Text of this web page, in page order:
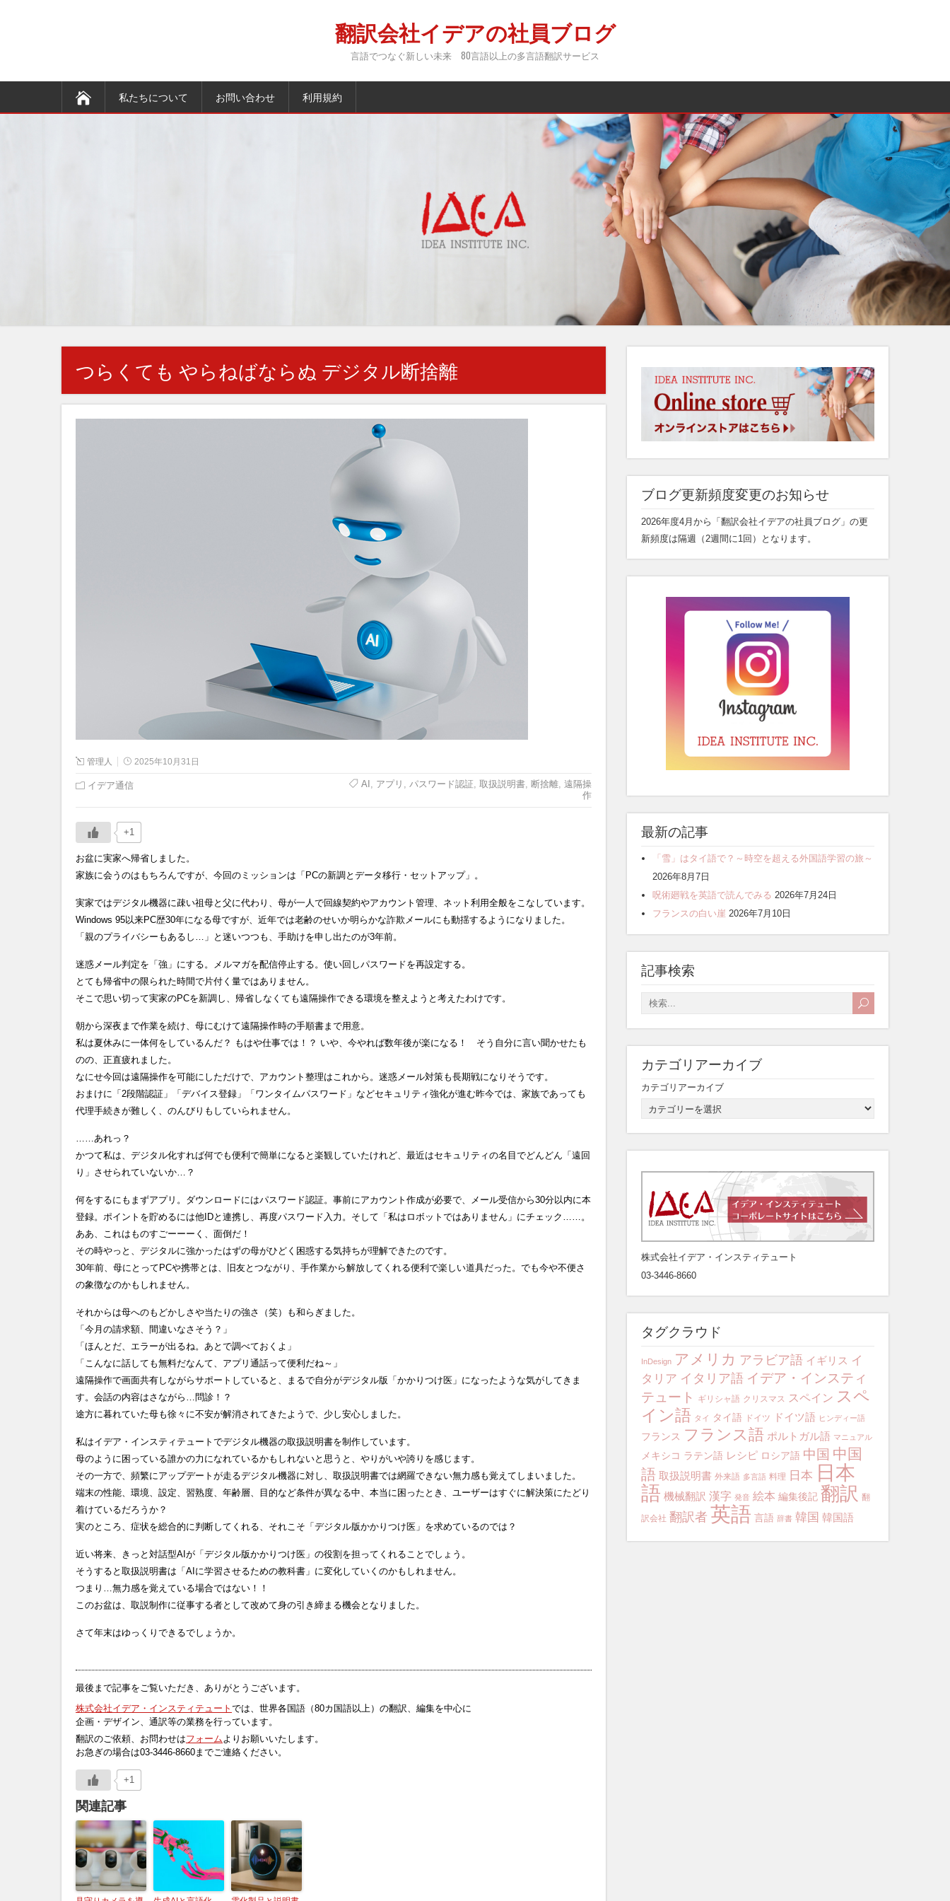
翻訳会社イデアの社員ブログ
言語でつなぐ新しい未来 80言語以上の多言語翻訳サービス
私たちについて お問い合わせ 利用規約
つらくても やらねばならぬ デジタル断捨離
管理人 2025年10月31日
イデア通信 AI アプリ パスワード認証 取扱説明書, 断捨離, 遠隔操
作
+1
お盆に実家へ帰省しました。
家族に会うのはもちろんですが、今回のミッションは「PCの新調とデータ移行・セットアップ」。
実家ではデジタル機器に疎い祖母と父に代わり、母が一人で回線契約やアカウント管理、ネット利用全般をこなしています。
Windows 95以来PC歴30年になる母ですが、近年では老齢のせいか明らかな詐欺メールにも動揺するようになりました。
「親のプライバシーもあるし…」と迷いつつも、手助けを申し出たのが3年前。
迷惑メール判定を「強」にする。メルマガを配信停止する。使い回しパスワードを再設定する。
とても帰省中の限られた時間で片付く量ではありません。
そこで思い切って実家のPCを新調し、帰省しなくても遠隔操作できる環境を整えようと考えたわけです。
朝から深夜まで作業を続け、母にむけて遠隔操作時の手順書まで用意。
私は夏休みに一体何をしているんだ？ もはや仕事では！？ いや、今やれば数年後が楽になる！ そう自分に言い聞かせたも
のの、正直疲れました。
なにせ今回は遠隔操作を可能にしただけで、アカウント整理はこれから。迷惑メール対策も長期戦になりそうです。
おまけに「2段階認証」「デバイス登録」「ワンタイムパスワード」などセキュリティ強化が進む昨今では、家族であっても
代理手続きが難しく、のんびりもしていられません。
……あれっ？
かつて私は、デジタル化すれば何でも便利で簡単になると楽観していたけれど、最近はセキュリティの名目でどんどん「遠回
り」させられていないか…？
何をするにもまずアプリ。ダウンロードにはパスワード認証。事前にアカウント作成が必要で、メール受信から30分以内に本
登録。ポイントを貯めるには他IDと連携し、再度パスワード入力。そして「私はロボットではありません」にチェック……。
ああ、これはものすごーーーく、面倒だ！
その時やっと、デジタルに強かったはずの母がひどく困惑する気持ちが理解できたのです。
30年前、母にとってPCや携帯とは、旧友とつながり、手作業から解放してくれる便利で楽しい道具だった。でも今や不便さ
の象徴なのかもしれません。
それからは母へのもどかしさや当たりの強さ（笑）も和らぎました。
「今月の請求額、間違いなさそう？」
「ほんとだ、エラーが出るね。あとで調べておくよ」
「こんなに話しても無料だなんて、アプリ通話って便利だね～」
遠隔操作で画面共有しながらサポートしていると、まるで自分がデジタル版「かかりつけ医」になったような気がしてきま
す。会話の内容はさながら…問診！？
途方に暮れていた母も徐々に不安が解消されてきたようで、少し安心しました。
私はイデア・インスティテュートでデジタル機器の取扱説明書を制作しています。
母のように困っている誰かの力になれているかもしれないと思うと、やりがいや誇りを感じます。
その一方で、頻繁にアップデートが走るデジタル機器に対し、取扱説明書では網羅できない無力感も覚えてしまいました。
端末の性能、環境、設定、習熟度、年齢層、目的など条件が異なる中、本当に困ったとき、ユーザーはすぐに解決策にたどり
着けているだろうか？
実のところ、症状を総合的に判断してくれる、それこそ「デジタル版かかりつけ医」を求めているのでは？
近い将来、きっと対話型AIが「デジタル版かかりつけ医」の役割を担ってくれることでしょう。
そうすると取扱説明書は「AIに学習させるための教科書」に変化していくのかもしれません。
つまり…無力感を覚えている場合ではない！！
このお盆は、取説制作に従事する者として改めて身の引き締まる機会となりました。
さて年末はゆっくりできるでしょうか。
最後まで記事をご覧いただき、ありがとうございます。
株式会社イデア・インスティテュート では、世界各国語（80カ国語以上）の翻訳、編集を中心に
企画・デザイン、通訳等の業務を行っています。
翻訳のご依頼、お問わせはフォーム よりお願いいたします。
お急ぎの場合は03-3446-8660までご連絡ください。
+1
関連記事
ブログ更新頻度変更のお知らせ
2026年度4月から「翻訳会社イデアの社員ブログ」の更
新頻度は隔週（2週間に1回）となります。
最新の記事
「雪」はタイ語で？～時空を超える外国語学習の旅～
2026年8月7日
呪術廻戦を英語で読んでみる 2026年7月24日
フランスの白い崖 2026年7月10日
記事検索
カテゴリアーカイブ
カテゴリアーカイブ
株式会社イデア・インスティテュート
03-3446-8660
タグクラウド
InDesign アメリカ アラビア語 イギリス イ
タリア イタリア語 イデア・インスティ
テュート
ギリシャ語 クリスマス スペイン スペ
イン語 タイ タイ語 ドイツ ドイツ語 ヒンディー語
フランス フランス語 ポルトガル語 マニュアル
メキシコ ラテン語 レシピ ロシア語 中国 中国
語 取扱説明書 外来語 多言語 料理 日本 日本
語 機械翻訳 漢字 発音 絵本 編集後記 翻訳 翻
訳会社 翻訳者 英語 言語 辞書 韓国 韓国語